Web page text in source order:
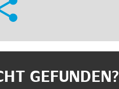
GEFUNDEN?